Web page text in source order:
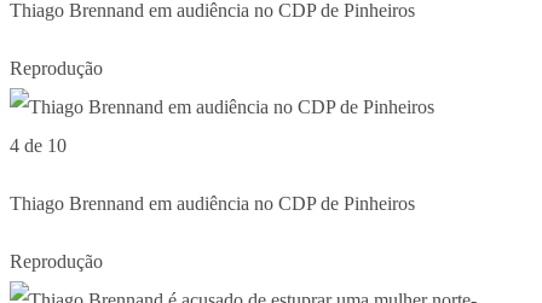
Thiago Brennand em audiência no CDP de Pinheiros
Reprodução
4 de 10
Thiago Brennand em audiência no CDP de Pinheiros
Reprodução